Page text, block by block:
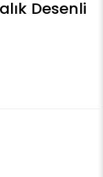
Desenli